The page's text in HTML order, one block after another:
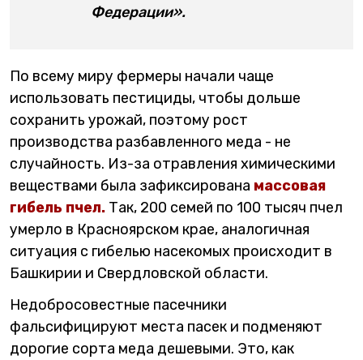
Федерации».
По всему миру фермеры начали чаще
использовать пестициды, чтобы дольше
сохранить урожай, поэтому рост
производства разбавленного меда - не
случайность. Из-за отравления химическими
веществами была зафиксирована массовая
гибель пчел. Так, 200 семей по 100 тысяч пчел
умерло в Красноярском крае, аналогичная
ситуация с гибелью насекомых происходит в
Башкирии и Свердловской области.
Недобросовестные пасечники
фальсифицируют места пасек и подменяют
дорогие сорта меда дешевыми. Это, как